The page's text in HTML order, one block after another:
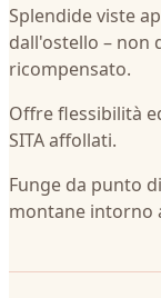
Splendide viste
dall'ostello – non
ricompensato.
Offre flessibilità
SITA affollati.
Funge da punto
montane intorno